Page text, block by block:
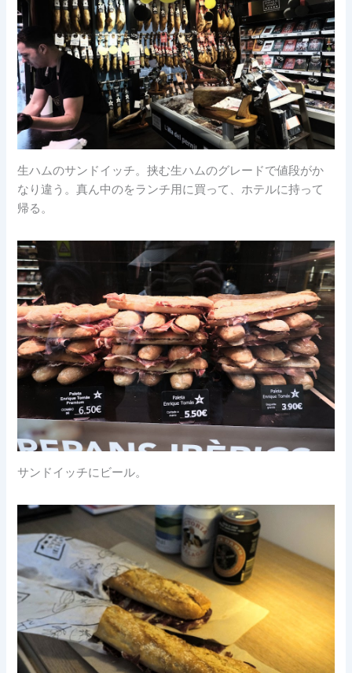
生ハムのサンドイッチ。挟む生ハムのグレードで値段がか
なり違う。真ん中のをランチ用に買って、ホテルに持って
帰る。
サンドイッチにビール。